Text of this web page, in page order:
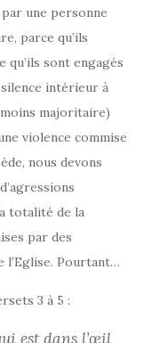
une personne
parce qu’ils
qu’ils sont engagés
intérieur à
majoritaire)
violence commise
nous devons
totalité de la
par des
l’Eglise. Pourtant…
3 à 5 :
est dans l’œil